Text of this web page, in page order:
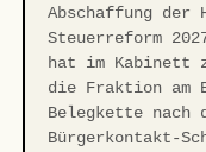
Abschaffung
Steuerreform
hat im Kabinett
die Fraktion
Belegkette nach
Bürgerkontakt-